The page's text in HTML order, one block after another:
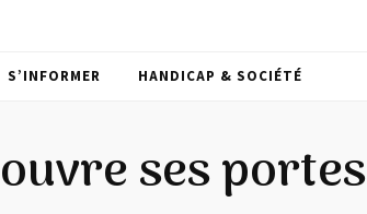
S’INFORMER HANDICAP & SOCIÉTÉ
ses portes